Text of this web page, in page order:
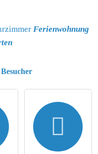
genommen.
Ferienwohnung
Besucher